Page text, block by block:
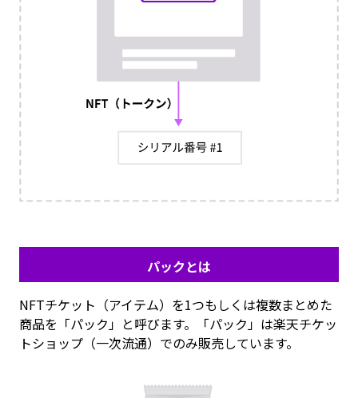
パックとは
NFTチケット（アイテム）を1つもしくは複数まとめた
商品を「パック」と呼びます。「パック」は楽天チケッ
トショップ（一次流通）でのみ販売しています。